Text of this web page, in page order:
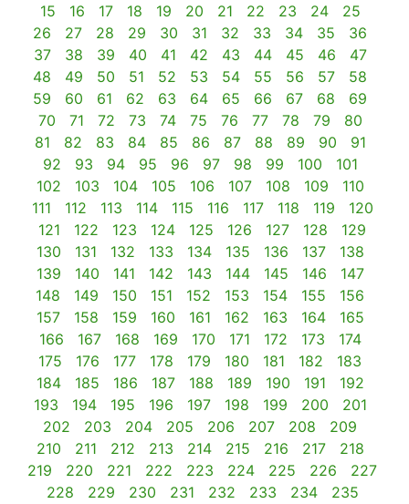
15
16 17 18 19 20 21 22 23 24
25
26
27 28 29 30 31 32 33 34 35
36
37
38 39 40 41 42 43 44 45 46
47
48
49 50 51 52 53 54 55 56 57
58
59
60 61 62 63 64 65 66 67 68
69
70
71 72 73 74 75 76 77 78 79
80
81
82 83 84 85 86 87 88 89 90
91
92
93 94 95 96 97 98 99 100
101
102
103 104 105 106 107 108 109
110
111
112 113 114 115 116 117 118 119
120
121
122 123 124 125 126 127 128
129
130
131 132 133 134 135 136 137
138
139
140 141 142 143 144 145 146
147
148
149 150 151 152 153 154 155
156
157
158 159 160 161 162 163 164
165
166
167 168 169 170 171 172 173
174
175
176 177 178 179 180 181 182
183
184
185 186 187 188 189 190 191
192
193
194 195 196 197 198 199 200
201
202
203 204 205 206 207 208
209
210
211 212 213 214 215 216 217
218
219
220 221 222 223 224 225 226
227
228
229 230 231 232 233 234
235